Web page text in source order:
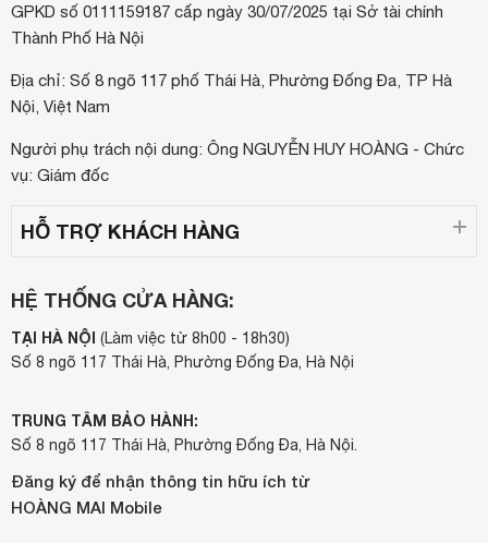
GPKD số 0111159187 cấp ngày 30/07/2025 tại Sở tài chính
Thành Phố Hà Nội
Địa chỉ: Số 8 ngõ 117 phố Thái Hà, Phường Đống Đa, TP Hà
Nội, Việt Nam
Người phụ trách nội dung: Ông NGUYỄN HUY HOÀNG - Chức
vụ: Giám đốc
HỖ TRỢ KHÁCH HÀNG
HỆ THỐNG CỬA HÀNG:
TẠI HÀ NỘI (Làm việc từ 8h00 - 18h30)
Số 8 ngõ 117 Thái Hà, Phường Đống Đa, Hà Nội
TRUNG TÂM BẢO HÀNH:
Số 8 ngõ 117 Thái Hà, Phường Đống Đa, Hà Nội.
Đăng ký để nhận thông tin hữu ích từ
HOÀNG MAI Mobile